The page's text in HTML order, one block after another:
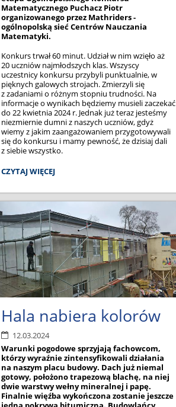
Matematycznego Puchacz Piotr
organizowanego przez Mathriders -
ogólnopolską sieć Centrów Nauczania
Matematyki.
Konkurs trwał 60 minut. Udział w nim wzięło aż
20 uczniów najmłodszych klas. Wszyscy
uczestnicy konkursu przybyli punktualnie, w
pięknych galowych strojach. Zmierzyli się
z zadaniami o różnym stopniu trudności. Na
informacje o wynikach będziemy musieli zaczekać
do 22 kwietnia 2024 r. Jednak już teraz jesteśmy
niezmiernie dumni z naszych uczniów, gdyż
wiemy z jakim zaangażowaniem przygotowywali
się do konkursu i mamy pewność, że dzisiaj dali
z siebie wszystko.
MATEMATYCZNY
PIOTR":
CZYTAJ WIĘCEJ
Hala nabiera kolorów
12.03.2024
Warunki pogodowe sprzyjają fachowcom,
którzy wyraźnie zintensyfikowali działania
na naszym placu budowy. Dach już niemal
gotowy, położono trapezową blachę, na niej
dwie warstwy wełny mineralnej i papę.
Finalnie więźba wykończona zostanie jeszcze